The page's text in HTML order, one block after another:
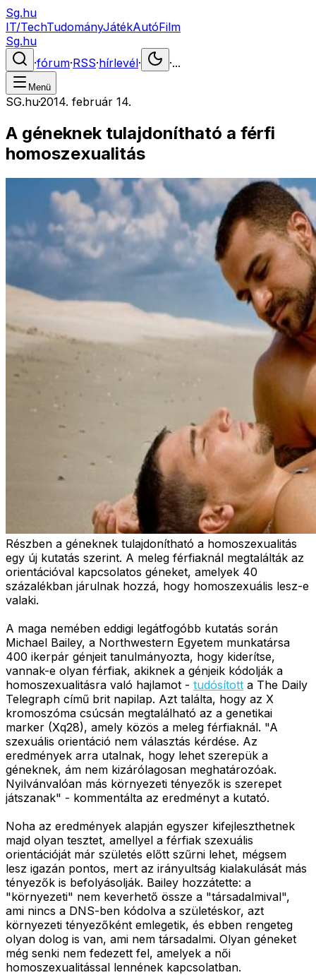
Sg.hu
IT/TechTudományJátékAutóFilm
Sg.hu
·fórum·RSS·hírlevél· ·...
Menü
SG.hu·2014. február 14.
A géneknek tulajdonítható a férfi
homoszexualitás
Részben a géneknek tulajdonítható a homoszexualitás
egy új kutatás szerint. A meleg férfiaknál megtalálták az
orientációval kapcsolatos géneket, amelyek 40
százalékban járulnak hozzá, hogy homoszexuális lesz-e
valaki.
A maga nemében eddigi legátfogóbb kutatás során
Michael Bailey, a Northwestern Egyetem munkatársa
400 ikerpár génjeit tanulmányozta, hogy kiderítse,
vannak-e olyan férfiak, akiknek a génjeik kódolják a
homoszexualitásra való hajlamot - tudósított a The Daily
Telegraph című brit napilap. Azt találta, hogy az X
kromoszóma csúcsán megtalálható az a genetikai
marker (Xq28), amely közös a meleg férfiaknál. "A
szexuális orientáció nem választás kérdése. Az
eredmények arra utalnak, hogy lehet szerepük a
géneknek, ám nem kizárólagosan meghatározóak.
Nyilvánvalóan más környezeti tényezők is szerepet
játszanak" - kommentálta az eredményt a kutató.
Noha az eredmények alapján egyszer kifejleszthetnek
majd olyan tesztet, amellyel a férfiak szexuális
orientációját már születés előtt szűrni lehet, mégsem
lesz igazán pontos, mert az irányultság kialakulását más
tényezők is befolyásolják. Bailey hozzátette: a
"környezeti" nem keverhető össze a "társadalmival",
ami nincs a DNS-ben kódolva a születéskor, azt
környezeti tényezőként emlegetik, és ebben rengeteg
olyan dolog is van, ami nem társadalmi. Olyan géneket
még senki nem fedezett fel, amelyek a női
homoszexualitással lennének kapcsolatban.